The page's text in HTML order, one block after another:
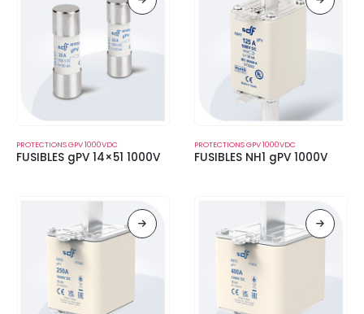
PROTECTIONS GPV 1000VDC
FUSIBLES gPV 14×51 1000V
PROTECTIONS GPV 1000VDC
FUSIBLES NH1 gPV 1000V